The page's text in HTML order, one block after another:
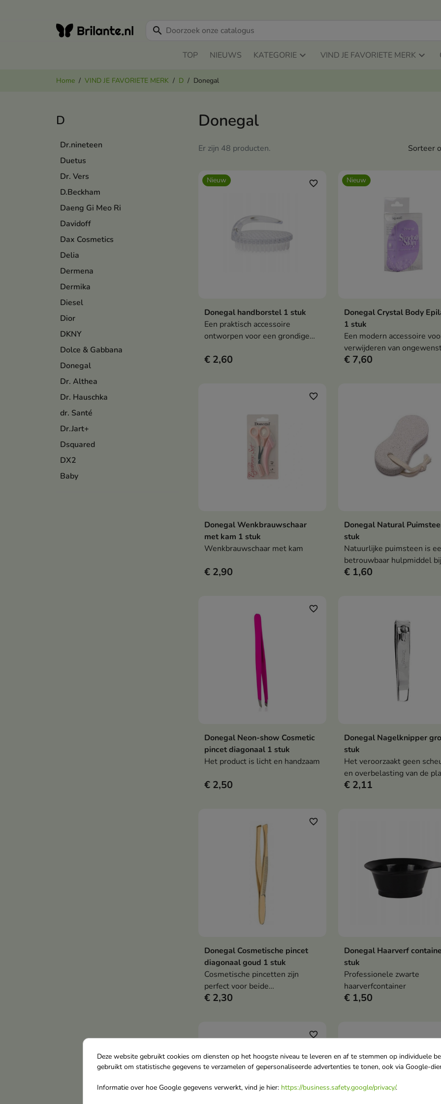
search
TOP NIEUWS KATEGORIE VIND JE FAVORIETE MERK
Home VIND JE FAVORIETE MERK D Donegal
D
Dr.nineteen
Duetus
Dr. Vers
D.Beckham
Daeng Gi Meo Ri
Davidoff
Dax Cosmetics
Delia
Dermena
Dermika
Diesel
Dior
DKNY
Dolce & Gabbana
Donegal
Dr. Althea
Dr. Hauschka
dr. Santé
Dr.Jart+
Dsquared
DX2
Baby
Donegal
Er zijn 48 producten. Sorteer
Nieuw
In winkelwagen
favorite_border
Donegal handborstel 1 stuk
Een praktisch accessoire
ontworpen voor een grondige
€ 2,60
Nieuw
In
Donegal Crystal Body
1 stuk
Een modern accessoire
verwijderen van
haartjes, dat gebruikmaakt
huidoppervlak te
€ 7,60
In winkelwagen
favorite_border
Donegal Wenkbrauwschaar
met kam 1 stuk
Wenkbrauwschaar met kam
€ 2,90
In
Donegal Natural
stuk
Natuurlijke puimsteen is
betrouwbaar hulpmiddel
dagelijkse verzorging van
€ 1,60
In winkelwagen
favorite_border
Donegal Neon-show Cosmetic
pincet diagonaal 1 stuk
Het product is licht en handzaam
€ 2,50
In
Donegal Nagelknipper
stuk
Het veroorzaakt geen
en overbelasting van de
€ 2,11
In winkelwagen
favorite_border
Donegal Cosmetische pincet
diagonaal goud 1 stuk
Cosmetische pincetten zijn
perfect voor beide
thuisbehandelingen
€ 2,30
In
Donegal Haarverf
stuk
Professionele zwarte
haarverfcontainer
€ 1,50
favorite_border
Deze website gebruikt cookies om diensten op het hoogste niveau te leveren en af te stemmen op individuele
gebruikt om statistische gegevens te verzamelen of gepersonaliseerde advertenties te tonen, ook via Google-
Informatie over hoe Google gegevens verwerkt, vind je hier: https://business.safety.google/privacy/.